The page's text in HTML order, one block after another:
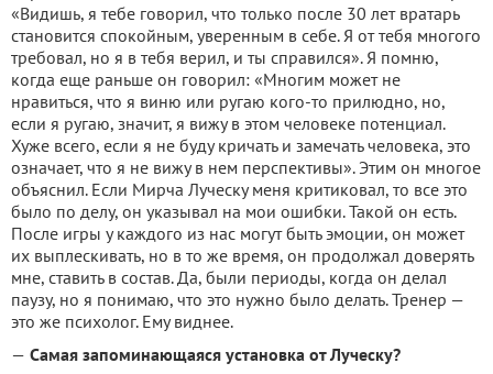
«Видишь, я тебе говорил, что только после 30 лет вратарь
становится спокойным, уверенным в себе. Я от тебя многого
требовал, но я в тебя верил, и ты справился». Я помню,
когда еще раньше он говорил: «Многим может не
нравиться, что я виню или ругаю кого-то прилюдно, но,
если я ругаю, значит, я вижу в этом человеке потенциал.
Хуже всего, если я не буду кричать и замечать человека, это
означает, что я не вижу в нем перспективы». Этим он многое
объяснил. Если Мирча Луческу меня критиковал, то все это
было по делу, он указывал на мои ошибки. Такой он есть.
После игры у каждого из нас могут быть эмоции, он может
их выплескивать, но в то же время, он продолжал доверять
мне, ставить в состав. Да, были периоды, когда он делал
паузу, но я понимаю, что это нужно было делать. Тренер —
это же психолог. Ему виднее.
— Самая запоминающаяся установка от Луческу?